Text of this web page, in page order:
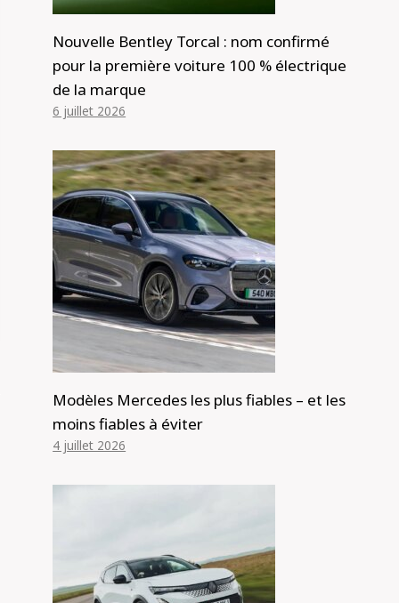
Nouvelle Bentley Torcal : nom confirmé
pour la première voiture 100 % électrique
de la marque
6 juillet 2026
Modèles Mercedes les plus fiables – et les
moins fiables à éviter
4 juillet 2026